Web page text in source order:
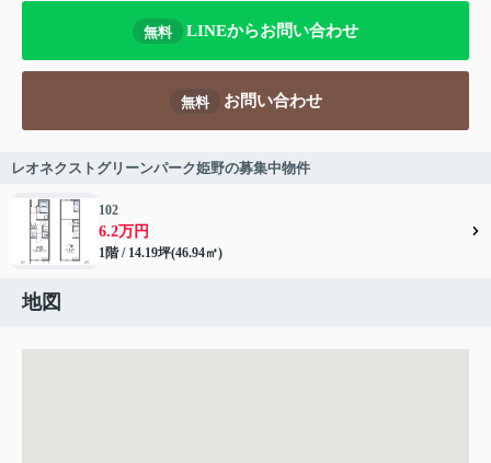
無料 LINEからお問い合わせ
無料 お問い合わせ
レオネクストグリーンパーク姫野の募集中物件
102
6.2万円
1階 / 14.19坪(46.94㎡)
地図